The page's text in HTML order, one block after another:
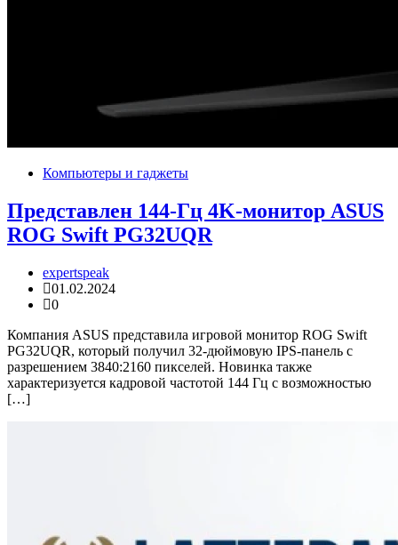
Компьютеры и гаджеты
Представлен 144-Гц 4K-монитор ASUS
ROG Swift PG32UQR
expertspeak
01.02.2024
0
Компания ASUS представила игровой монитор ROG Swift
PG32UQR, который получил 32-дюймовую IPS-панель с
разрешением 3840:2160 пикселей. Новинка также
характеризуется кадровой частотой 144 Гц с возможностью
[…]